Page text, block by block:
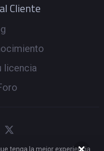
Cliente
licencia
tenga la mejor experiencia